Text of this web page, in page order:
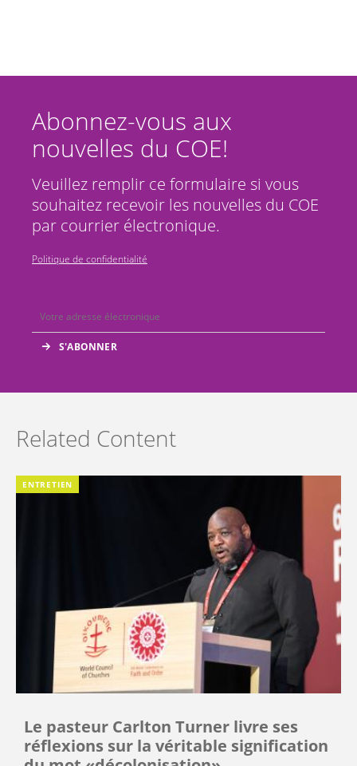
Abonnez-vous aux
nouvelles du COE!
Veuillez remplir ce formulaire si vous
souhaitez recevoir les nouvelles du COE
par courrier électronique.
Politique de confidentialité
Related Content
ENTRETIEN
Le pasteur Carlton Turner livre ses
réflexions sur la véritable signification